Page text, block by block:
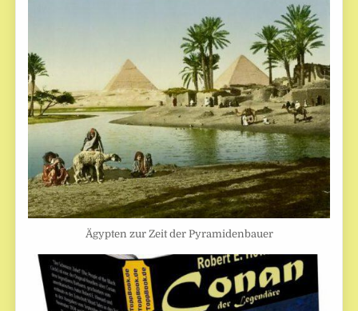
Ägypten zur Zeit der Pyramidenbauer